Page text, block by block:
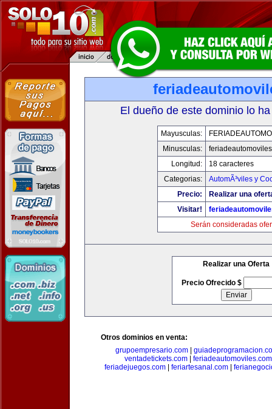
El dueño de este dominio lo
Mayusculas:
Minusculas:
Longitud:
18 caracteres
Categorias:
AutomÃ³viles y
Precio:
Realizar una
Visitar!
Serán consideradas
Realizar una Oferta
Precio Ofrecido $
Otros dominios en venta:
grupoempresario.com|
ventadetickets.com| feriadeautomoviles.com
feriadejuegos.com| feriartesanal.com|